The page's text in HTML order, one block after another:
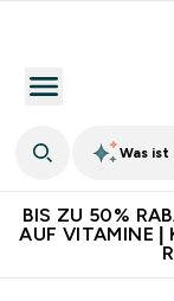
Was
BIS ZU 50%
AUF VITAMINE |